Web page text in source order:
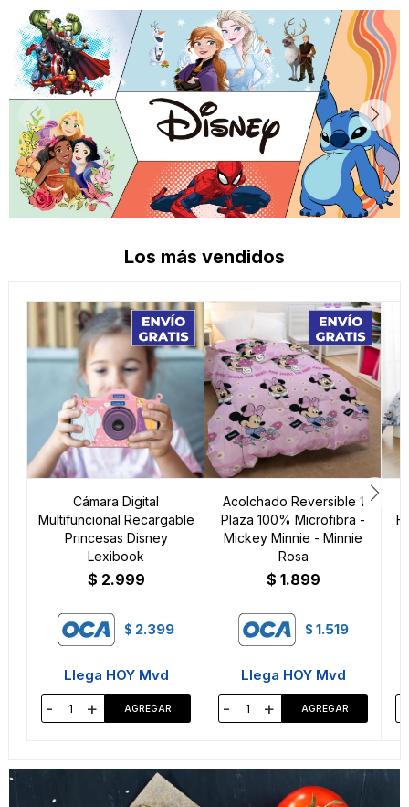
Los más vendidos
Cámara Digital
Multifuncional Recargable
Princesas Disney
Lexibook
$ 2.999
$ 2.399
Llega HOY Mvd
- +
Acolchado Reversible 1
Plaza 100% Microfibra -
Mickey Minnie - Minnie
Rosa
$ 1.899
$ 1.519
Llega HOY Mvd
- +